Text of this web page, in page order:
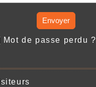
Envoyer
Mot de passe perdu ?